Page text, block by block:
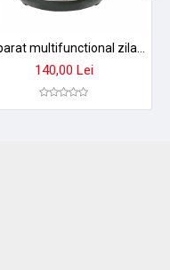
140,00 Lei